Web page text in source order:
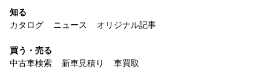
知る
カタログ
ニュース オリジナル記事
買う・売る
中古車検索
新車見積り 車買取